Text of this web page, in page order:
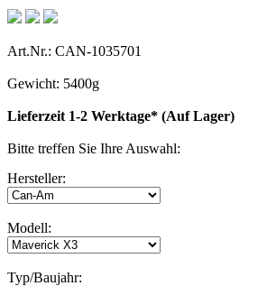
Art.Nr.: CAN-1035701
Gewicht: 5400g
Lieferzeit 1-2 Werktage* (Auf Lager)
Bitte treffen Sie Ihre Auswahl:
Hersteller:
Modell:
Typ/Baujahr: